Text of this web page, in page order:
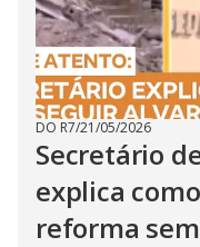
DO R7/21/05/2026
Secretário
explica
reforma